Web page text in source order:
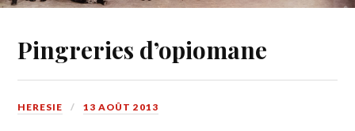
Pingreries d’opiomane
HERESIE 13 AOÛT 2013